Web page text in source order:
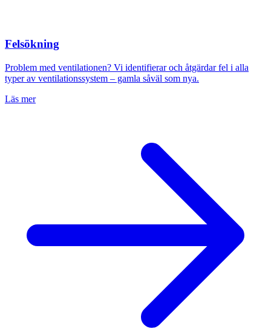
Felsökning
Problem med ventilationen? Vi identifierar och åtgärdar fel i alla
typer av ventilationssystem – gamla såväl som nya.
Läs mer